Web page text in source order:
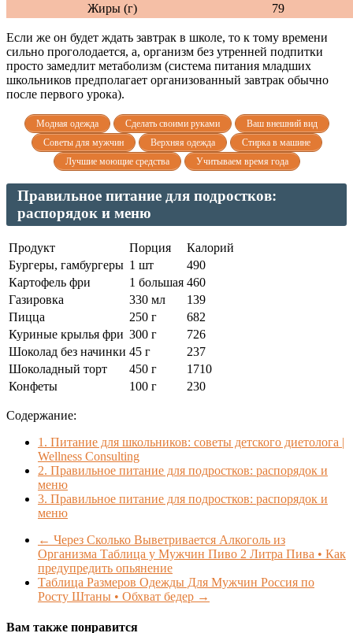
Жиры (г)
79
Если же он будет ждать завтрак в школе, то к тому времени
сильно проголодается, а, организм без утренней подпитки
просто замедлит метаболизм (система питания младших
школьников предполагает организованный завтрак обычно
после первого урока).
Модная одежда Сделать своими руками
Ваш внешний вид
Советы для мужчин
Верхняя одежда
Стирка в машине
Лучшие моющие средства
Учитываем время года
Правильное питание для подростков:
распорядок и меню
Продукт Порция
Калорий
Бургеры, гамбургеры 1 шт
490
Картофель фри
1 большая 460
Газировка
330 мл
139
Пицца
250 г
682
Куриные крылья фри 300 г
726
Шоколад без начинки 45 г
237
Шоколадный торт
450 г
1710
Конфеты
100 г 230
Содержание:
1. Питание для школьников: советы детского диетолога |
Wellness Consulting
2. Правильное питание для подростков: распорядок и
меню
3. Правильное питание для подростков: распорядок и
меню
← Через Сколько Выветривается Алкоголь из
Организма Таблица у Мужчин Пиво 2 Литра Пива • Как
предупредить опьянение
Таблица Размеров Одежды Для Мужчин Россия по
Росту Штаны • Обхват бедер →
Вам также понравится